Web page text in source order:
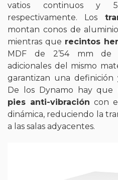
vatios continuos y
respectivamente. Los
montan conos de
mientras que recintos
MDF de 2’54 mm de
adicionales del mismo
garantizan una
De los Dynamo hay que
pies anti-vibración con
dinámica, reduciendo la
a las salas adyacentes.